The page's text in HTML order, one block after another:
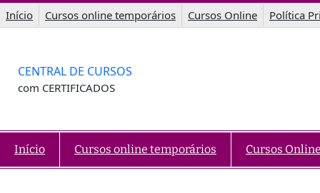
Saltar
para
Início Cursos online temporários Cursos Online Política
CENTRAL DE CURSOS
com CERTIFICADOS
Início Cursos online temporários Cursos